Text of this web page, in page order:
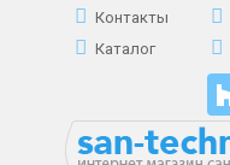
Контакты
Каталог